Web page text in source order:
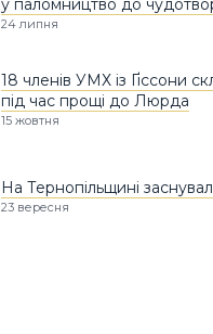
у паломництво до
24 липня
18 членів УМХ із Ґіссони
під час прощі до Люрда
15 жовтня
На Тернопільщині
23 вересня